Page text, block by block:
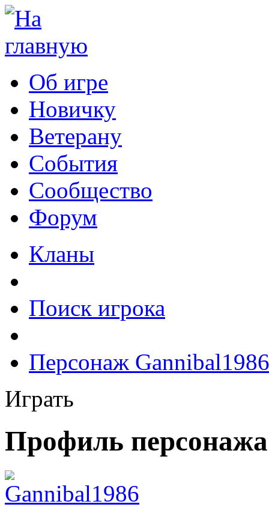
Об игре
Новичку
Ветерану
События
Сообщество
Форум
Кланы
Поиск игрока
Персонаж Gannibal1986
Играть
Профиль